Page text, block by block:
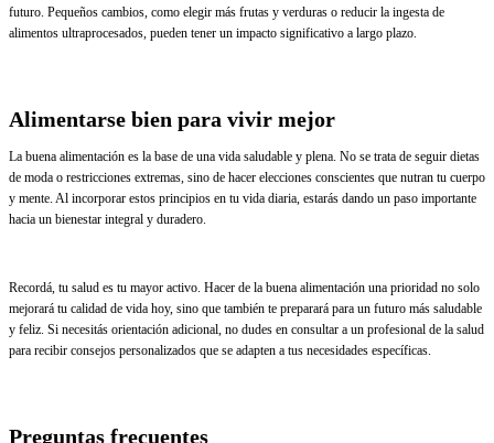
futuro. Pequeños cambios, como elegir más frutas y verduras o reducir la ingesta de
alimentos ultraprocesados, pueden tener un impacto significativo a largo plazo.
Alimentarse bien para vivir mejor
La buena alimentación es la base de una vida saludable y plena. No se trata de seguir dietas
de moda o restricciones extremas, sino de hacer elecciones conscientes que nutran tu cuerpo
y mente. Al incorporar estos principios en tu vida diaria, estarás dando un paso importante
hacia un bienestar integral y duradero.
Recordá, tu salud es tu mayor activo. Hacer de la buena alimentación una prioridad no solo
mejorará tu calidad de vida hoy, sino que también te preparará para un futuro más saludable
y feliz. Si necesitás orientación adicional, no dudes en consultar a un profesional de la salud
para recibir consejos personalizados que se adapten a tus necesidades específicas.
Preguntas frecuentes